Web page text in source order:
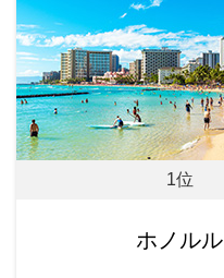
1位
ホノルル